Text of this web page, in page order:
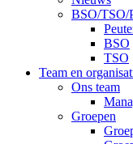
BSO/TSO/
BSO
TSO
Team en
Ons team
Groepen